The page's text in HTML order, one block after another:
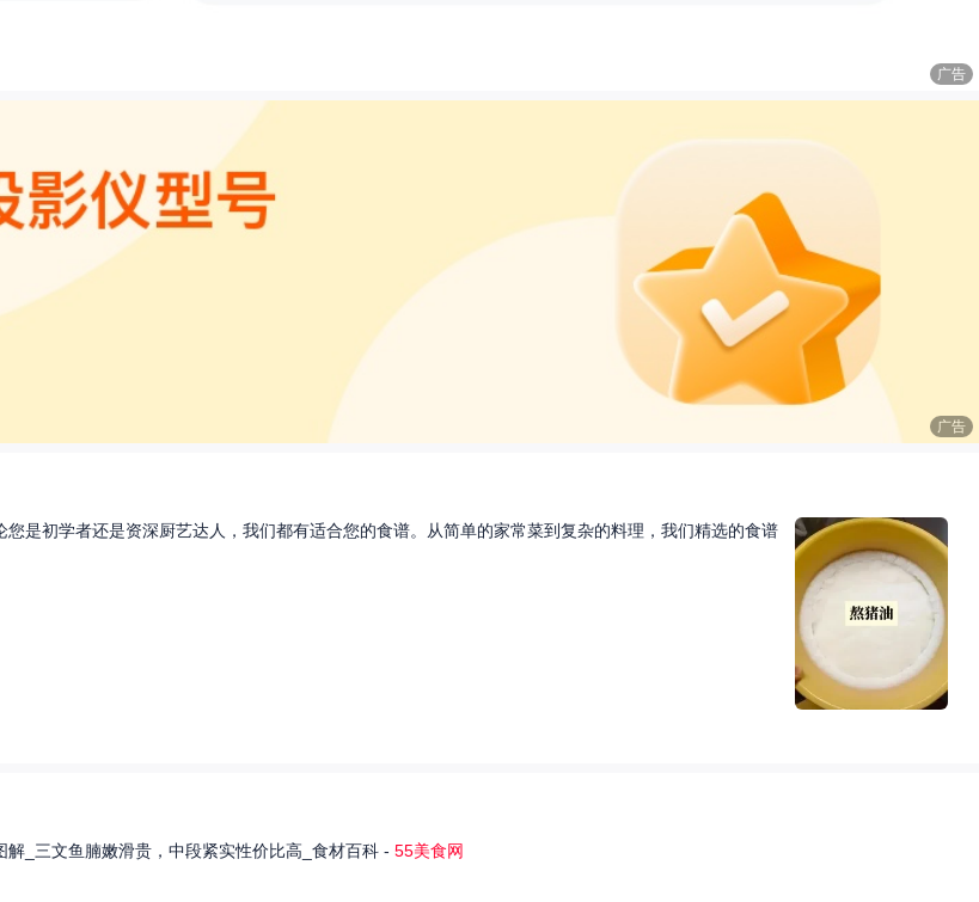
广告
广告
您是初学者还是资深厨艺达人，我们都有适合您的食谱。从简单的家常菜到复杂的料理，我们精选的食谱
_三文鱼腩嫩滑贵，中段紧实性价比高_食材百科 - 55美食网